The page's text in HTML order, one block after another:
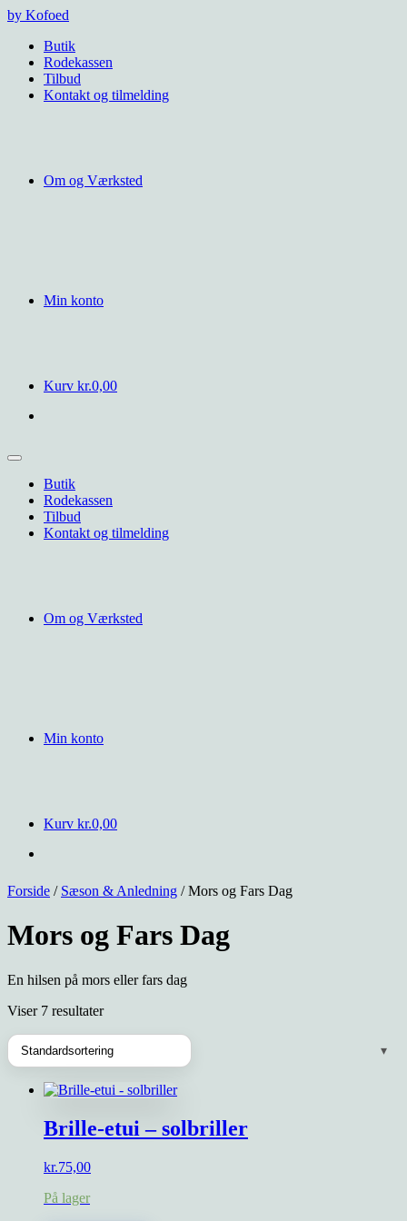
Videre
indhold
by Kofoed
Butik
Rodekassen
Tilbud
Kontakt og tilmelding
Om og Værksted
Min konto
Kurv kr.0,00
Butik
Rodekassen
Tilbud
Kontakt og tilmelding
Om og Værksted
Min konto
Kurv kr.0,00
Forside / Sæson & Anledning / Mors og Fars Dag
Mors og Fars Dag
En hilsen på mors eller fars dag
Viser 7 resultater
Brille-etui – solbriller
kr.75,00
På lager